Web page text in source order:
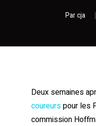
Parcja
Deux semaines
coureurspour les
commission